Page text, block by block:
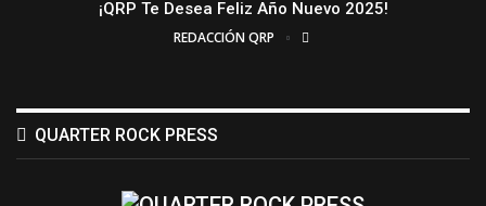
¡QRP Te Desea Feliz Año Nuevo 2025!
REDACCIÓN QRP
QUARTER ROCK PRESS